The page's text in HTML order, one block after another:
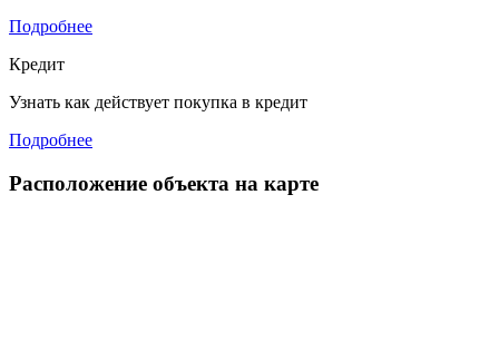
Подробнее
Кредит
Узнать как действует покупка в кредит
Подробнее
Расположение объекта на карте